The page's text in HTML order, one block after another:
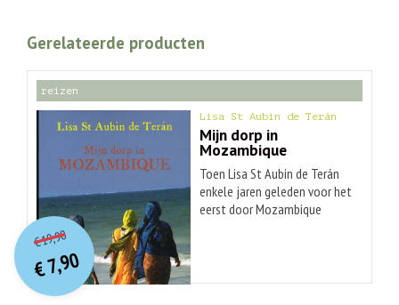
Gerelateerde producten
reizen
Lisa St Aubin de Terán
Mijn dorp in
Mozambique
Toen Lisa St Aubin de Terán
enkele jaren geleden voor het
eerst door Mozambique
ze dat ze had gevonden waar
€19,90O
orspr
onkelijke
prijs
was:
€ 19,90.
€7,90
Huidige
prijs
is:
€ 7,90.